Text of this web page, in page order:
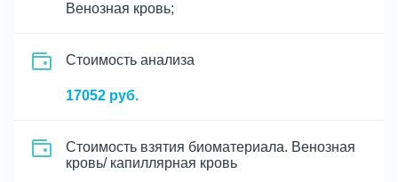
Венозная кровь;
Cтоимость анализа
17052 руб.
Стоимость взятия биоматериала. Венозная
кровь/ капиллярная кровь